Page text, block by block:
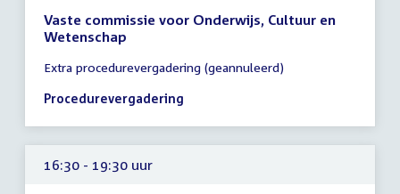
Vaste commissie voor Onderwijs, Cultuur en
Wetenschap
vergadering
16:00
16:30
uur
Extra procedurevergadering (geannuleerd)
Procedurevergadering
16:30 - 19:30 uur